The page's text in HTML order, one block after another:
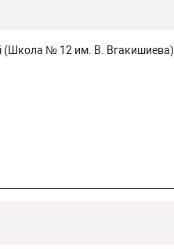
(Школа № 12 им. В. Вгакишиева)